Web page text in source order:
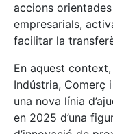
accions
empresarials,
facilitar la
En aquest
Indústria, Comerç
una nova línia
en 2025 d’una